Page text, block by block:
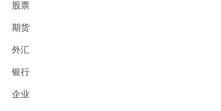
股票
期货
外汇
银行
企业